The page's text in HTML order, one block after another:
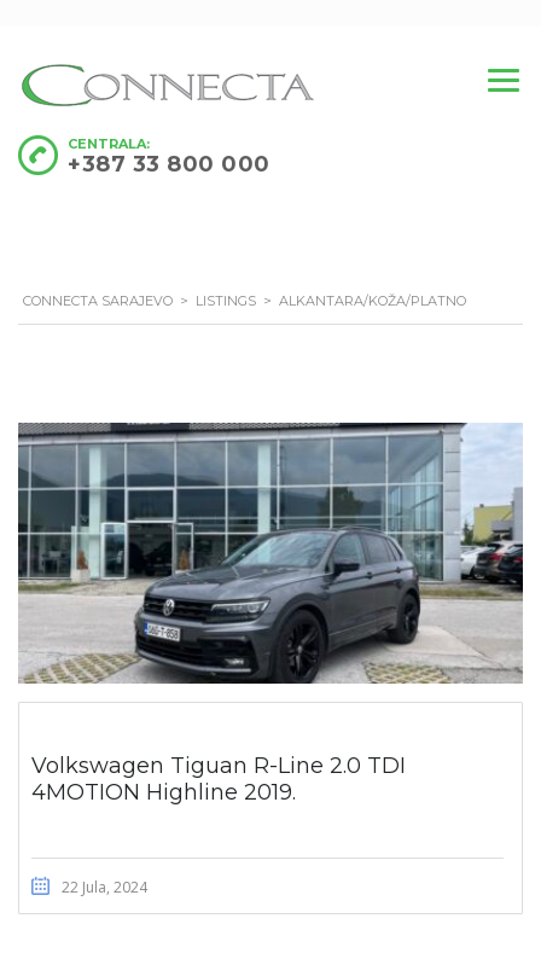
CENTRALA:
+387 33 800 000
CONNECTA SARAJEVO > LISTINGS > ALKANTARA/KOŽA/PLATNO
Volkswagen Tiguan R-Line 2.0 TDI
4MOTION Highline 2019.
22 Jula, 2024